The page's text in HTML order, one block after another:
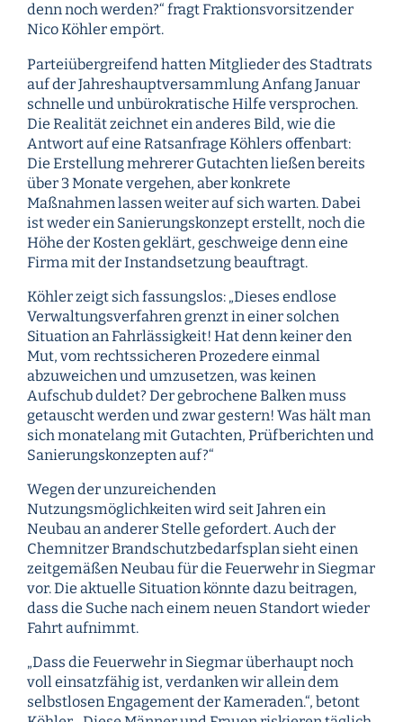
denn noch werden?“ fragt Fraktionsvorsitzender
Nico Köhler empört.
Parteiübergreifend hatten Mitglieder des Stadtrats
auf der Jahreshauptversammlung Anfang Januar
schnelle und unbürokratische Hilfe versprochen.
Die Realität zeichnet ein anderes Bild, wie die
Antwort auf eine Ratsanfrage Köhlers offenbart:
Die Erstellung mehrerer Gutachten ließen bereits
über 3 Monate vergehen, aber konkrete
Maßnahmen lassen weiter auf sich warten. Dabei
ist weder ein Sanierungskonzept erstellt, noch die
Höhe der Kosten geklärt, geschweige denn eine
Firma mit der Instandsetzung beauftragt.
Köhler zeigt sich fassungslos: „Dieses endlose
Verwaltungsverfahren grenzt in einer solchen
Situation an Fahrlässigkeit! Hat denn keiner den
Mut, vom rechtssicheren Prozedere einmal
abzuweichen und umzusetzen, was keinen
Aufschub duldet? Der gebrochene Balken muss
getauscht werden und zwar gestern! Was hält man
sich monatelang mit Gutachten, Prüfberichten und
Sanierungskonzepten auf?“
Wegen der unzureichenden
Nutzungsmöglichkeiten wird seit Jahren ein
Neubau an anderer Stelle gefordert. Auch der
Chemnitzer Brandschutzbedarfsplan sieht einen
zeitgemäßen Neubau für die Feuerwehr in Siegmar
vor. Die aktuelle Situation könnte dazu beitragen,
dass die Suche nach einem neuen Standort wieder
Fahrt aufnimmt.
„Dass die Feuerwehr in Siegmar überhaupt noch
voll einsatzfähig ist, verdanken wir allein dem
selbstlosen Engagement der Kameraden.“, betont